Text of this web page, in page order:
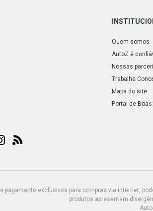
Quem somos
AutoZ é
Nossas
Trabalhe
Mapa do site
Portal de
pagamento exclusivos para compras via internet,
produtos apresentem